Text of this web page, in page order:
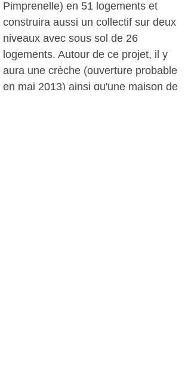
Pimprenelle) en 51 logements et
construira aussi un collectif sur deux
niveaux avec sous sol de 26
logements. Autour de ce projet, il y
aura une crèche (ouverture probable
en mai 2013) ainsi qu'une maison de